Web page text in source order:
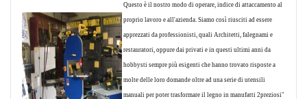
Questo è il nostro modo di operare, indice di attaccamento al
proprio lavoro e all'azienda. Siamo così riusciti ad essere
apprezzati da professionisti, quali Architetti, falegnami e
restauratori, oppure dai privati e in questi ultimi anni da
hobbysti sempre più esigenti che hanno trovato risposte a
molte delle loro domande oltre ad una serie di utensili
manuali per poter trasformare il legno in manufatti 2preziosi"